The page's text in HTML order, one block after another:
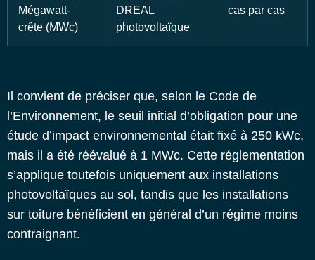
Mégawatt-
crête (MWc)
DREAL
photovoltaïque
cas par cas
Il convient de préciser que, selon le Code de
l’Environnement, le seuil initial d’obligation pour une
étude d’impact environnemental était fixé à 250 kWc,
mais il a été réévalué à 1 MWc. Cette réglementation
s’applique toutefois uniquement aux installations
photovoltaïques au sol, tandis que les installations
sur toiture bénéficient en général d’un régime moins
contraignant.